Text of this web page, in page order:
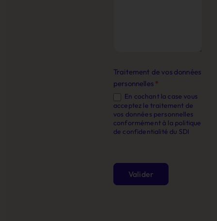
Traitement de vos données
personnelles *
En cochant la case vous
acceptez le traitement de
vos données personnelles
conformément à la politique
de confidentialité du SDI
Valider